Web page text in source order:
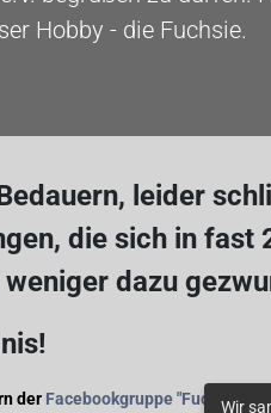
Hobby - die Fuchsie.
leider
die sich in fast
dazu
der Facebookgruppe Wir